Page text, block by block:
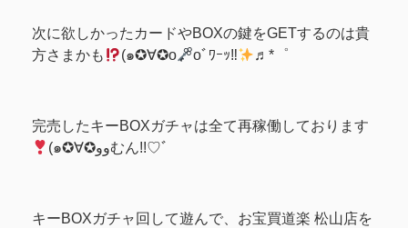
次に欲しかったカードやBOXの鍵をGETするのは貴
方さまかも
(๑✪∀✪o oﾞﾜｰｯ‼ ♬*゜
完売したキーBOXガチャは全て再稼働しております
(๑✪∀✪ووむん!!♡ﾞ
キーBOXガチャ回して遊んで、お宝買道楽 松山店を